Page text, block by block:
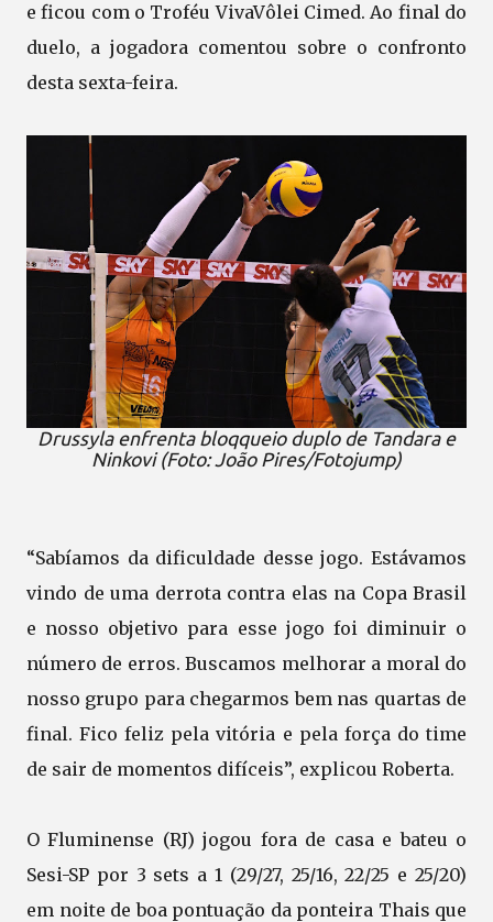
e ficou com o Troféu VivaVôlei Cimed. Ao final do
duelo, a jogadora comentou sobre o confronto
desta sexta-feira.
Drussyla enfrenta bloqqueio duplo de Tandara e
Ninkovi (Foto: João Pires/Fotojump)
“Sabíamos da dificuldade desse jogo. Estávamos
vindo de uma derrota contra elas na Copa Brasil
e nosso objetivo para esse jogo foi diminuir o
número de erros. Buscamos melhorar a moral do
nosso grupo para chegarmos bem nas quartas de
final. Fico feliz pela vitória e pela força do time
de sair de momentos difíceis”, explicou Roberta.
O Fluminense (RJ) jogou fora de casa e bateu o
Sesi-SP por 3 sets a 1 (29/27, 25/16, 22/25 e 25/20)
em noite de boa pontuação da ponteira Thais que